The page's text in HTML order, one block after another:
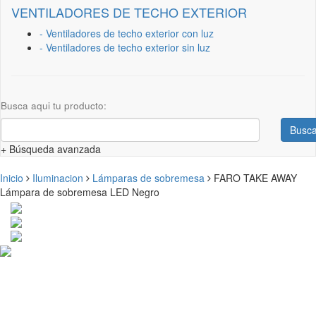
VENTILADORES DE TECHO EXTERIOR
- Ventiladores de techo exterior con luz
- Ventiladores de techo exterior sin luz
Busca aqui tu producto:
+ Búsqueda avanzada
Inicio Iluminacion Lámparas de sobremesa
FARO TAKE AWAY
Lámpara de sobremesa LED Negro